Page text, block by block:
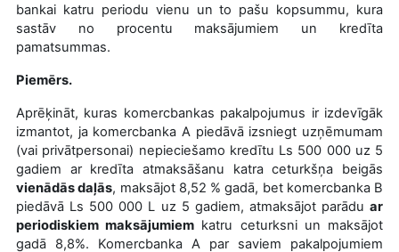
bankai katru periodu vienu un to pašu kopsummu, kura
sastāv no procentu maksājumiem un kredīta
pamatsummas.
Piemērs.
Aprēķināt, kuras komercbankas pakalpojumus ir izdevīgāk
izmantot, ja komercbanka A piedāvā izsniegt uzņēmumam
(vai privātpersonai) nepieciešamo kredītu Ls 500 000 uz 5
gadiem ar kredīta atmaksāšanu katra ceturkšņa beigās
vienādās daļās, maksājot 8,52 % gadā, bet komercbanka B
piedāvā Ls 500 000 L uz 5 gadiem, atmaksājot parāduar
periodiskiem maksājumiem katru ceturksni un maksājot
gadā 8,8%. Komercbanka A par saviem pakalpojumiem